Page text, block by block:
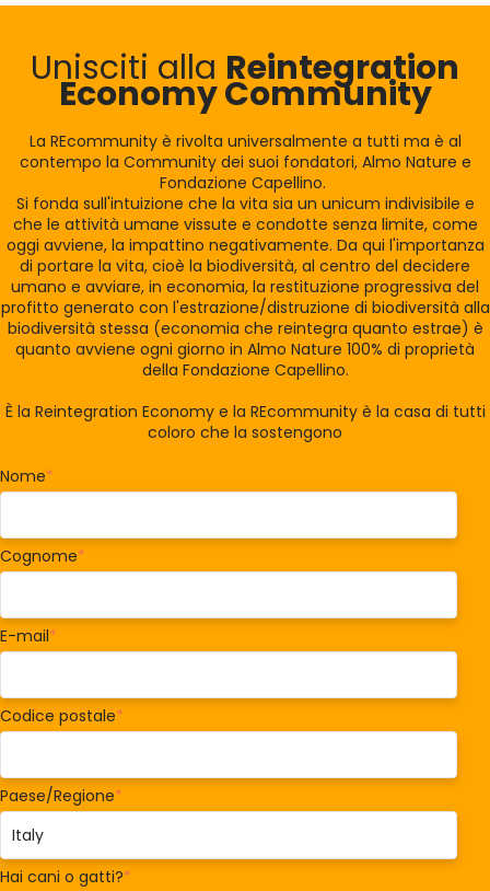
Unisciti alla Reintegration
Economy Community
La REcommunity è rivolta universalmente a tutti ma è al
contempo la Community dei suoi fondatori, Almo Nature e
Fondazione Capellino.
Si fonda sull'intuizione che la vita sia un unicum indivisibile e
che le attività umane vissute e condotte senza limite, come
oggi avviene, la impattino negativamente. Da qui l'importanza
di portare la vita, cioè la biodiversità, al centro del decidere
umano e avviare, in economia, la restituzione progressiva del
profitto generato con l'estrazione/distruzione di biodiversità alla
biodiversità stessa (economia che reintegra quanto estrae) è
quanto avviene ogni giorno in Almo Nature 100% di proprietà
della Fondazione Capellino.
È la Reintegration Economy e la REcommunity è la casa di tutti
coloro che la sostengono
Nome*
Cognome*
E-mail*
Codice postale*
Paese/Regione*
Hai cani o gatti?*